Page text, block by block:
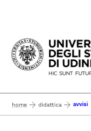
Passa al
home didattica avvisi